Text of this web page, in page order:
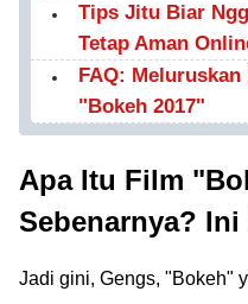
Tips Jitu Biar
Tetap Aman
FAQ:
"Bokeh 2017"
Apa Itu Film
Sebenarnya?
Jadi gini, Gengs, "Bokeh"